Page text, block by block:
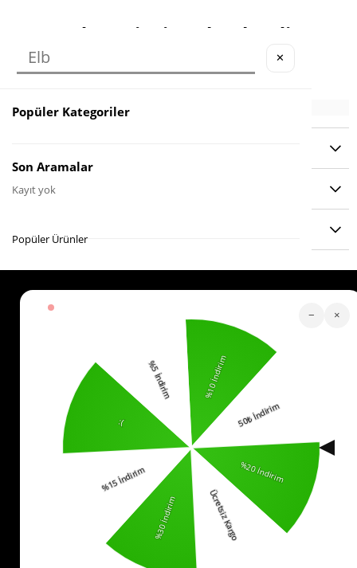
Sadece Zincir Gelmektedir.
ÖDEME SEÇENEKLERI
0553 321 33 40
Yardım
Sıkça Sorulan Sorular
Kurumsal
Politikalar
Mesafeli Satış Sözleşmesi
İade ve Değişim Koşulları
− ×
✕
Popüler Kategoriler
Son Aramalar
Kayıt yok
Popüler Ürünler